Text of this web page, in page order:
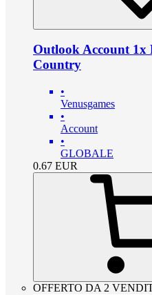
Outlook Account 1x
Country
•
Venusgames
•
Account
•
GLOBALE
0.67 EUR
OFFERTO DA 2